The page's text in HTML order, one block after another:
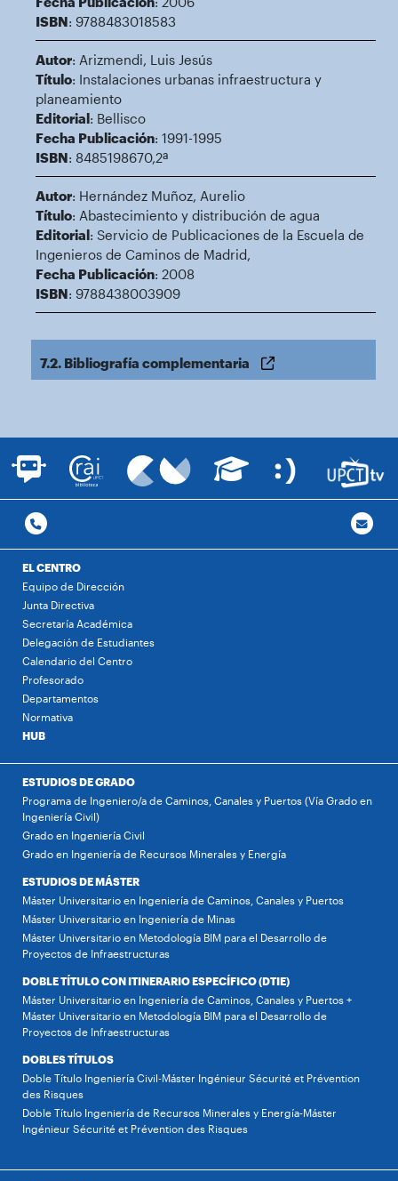
ISBN: 9788483018583
Autor: Arizmendi, Luis Jesús
Título: Instalaciones urbanas infraestructura y
planeamiento
Editorial: Bellisco
Fecha Publicación: 1991-1995
ISBN: 8485198670,2ª
Autor: Hernández Muñoz, Aurelio
Título: Abastecimiento y distribución de agua
Editorial: Servicio de Publicaciones de la Escuela de
Ingenieros de Caminos de Madrid,
Fecha Publicación: 2008
ISBN: 9788438003909
7.2. Bibliografía complementaria
EL CENTRO
Equipo de Dirección
Junta Directiva
Secretaría Académica
Delegación de Estudiantes
Calendario del Centro
Profesorado
Departamentos
Normativa
HUB
ESTUDIOS DE GRADO
Programa de Ingeniero/a de Caminos, Canales y Puertos (Vía Grado en
Ingeniería Civil)
Grado en Ingeniería Civil
Grado en Ingeniería de Recursos Minerales y Energía
ESTUDIOS DE MÁSTER
Máster Universitario en Ingeniería de Caminos, Canales y Puertos
Máster Universitario en Ingeniería de Minas
Máster Universitario en Metodología BIM para el Desarrollo de
Proyectos de Infraestructuras
DOBLE TÍTULO CON ITINERARIO ESPECÍFICO (DTIE)
Máster Universitario en Ingeniería de Caminos, Canales y Puertos +
Máster Universitario en Metodología BIM para el Desarrollo de
Proyectos de Infraestructuras
DOBLES TÍTULOS
Doble Título Ingeniería Civil-Máster Ingénieur Sécurité et Prévention
des Risques
Doble Título Ingeniería de Recursos Minerales y Energía-Máster
Ingénieur Sécurité et Prévention des Risques